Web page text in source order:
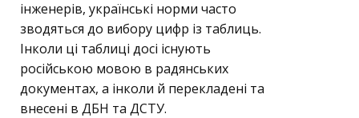
інженерів, українські норми часто
зводяться до вибору цифр із таблиць.
Інколи ці таблиці досі існують
російською мовою в радянських
документах, а інколи й перекладені та
внесені в ДБН та ДСТУ.